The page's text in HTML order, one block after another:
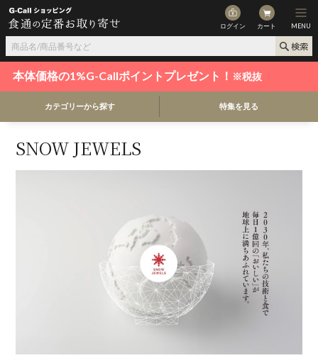
ログイン カート MENU
本体価格の1%G-Callポイントプレゼント！ ※税抜
カテゴリーから探す 特集を見る
SNOW JEWELS